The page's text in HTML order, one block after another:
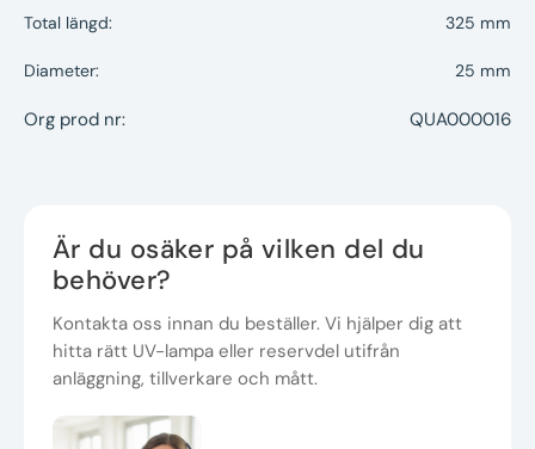
Total längd: 325 mm
Diameter: 25 mm
Org prod nr: QUA000016
Är du osäker på vilken del du
behöver?
Kontakta oss innan du beställer. Vi hjälper dig att
hitta rätt UV-lampa eller reservdel utifrån
anläggning, tillverkare och mått.